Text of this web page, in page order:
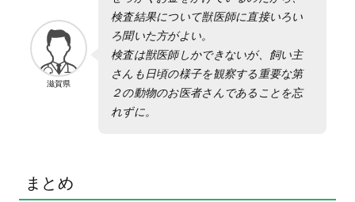
滋賀県
検査結果について獣医師に直接いろい
ろ聞いた方がよい。
検査は獣医師しかできないが、飼い主
さんも日頃の様子を観察する重要な第
２の動物のお医者さんであることを忘
れずに。
まとめ